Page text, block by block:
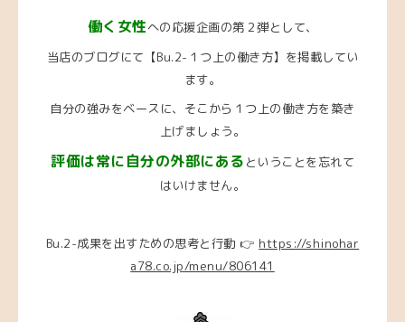
働く女性への応援企画の第２弾として、
当店のブログにて【Bu.2-１つ上の働き方】を掲載してい
ます。
自分の強みをベースに、そこから１つ上の働き方を築き
上げましょう。
評価は常に自分の外部にある ということを忘れて
はいけません。
Bu.2-成果を出すための思考と行動 👉 https://shinohar
a78.co.jp/menu/806141